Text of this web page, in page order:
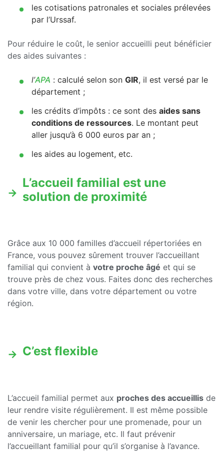
les cotisations patronales et sociales prélevées
par l’Urssaf.
Pour réduire le coût, le senior accueilli peut bénéficier
des aides suivantes :
l’APA : calculé selon son GIR, il est versé par le
département ;
les crédits d’impôts : ce sont des aides sans
conditions de ressources. Le montant peut
aller jusqu’à 6 000 euros par an ;
les aides au logement, etc.
L’accueil familial est une
solution de proximité
Grâce aux 10 000 familles d’accueil répertoriées en
France, vous pouvez sûrement trouver l’accueillant
familial qui convient à votre proche âgé et qui se
trouve près de chez vous. Faites donc des recherches
dans votre ville, dans votre département ou votre
région.
C’est flexible
L’accueil familial permet aux proches des accueillis de
leur rendre visite régulièrement. Il est même possible
de venir les chercher pour une promenade, pour un
anniversaire, un mariage, etc. Il faut prévenir
l’accueillant familial pour qu’il s’organise à l’avance.